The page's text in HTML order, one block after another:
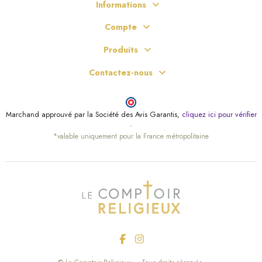
Informations
Compte
Produits
Contactez-nous
Marchand approuvé par la Société des Avis Garantis, cliquez ici pour vérifier
.
*valable uniquement pour la France métropolitaine